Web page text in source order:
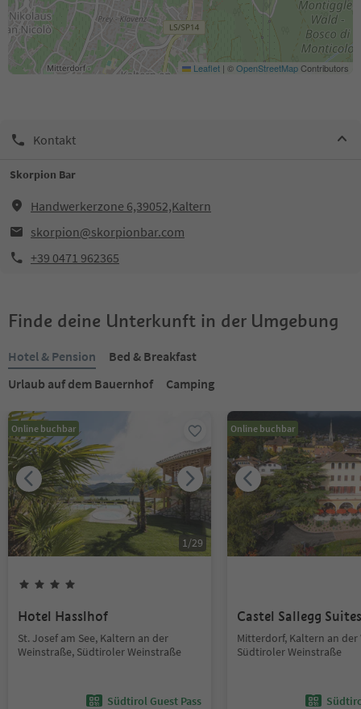
Leaflet | ©OpenStreetMapContributors
Kontakt
Skorpion Bar
Handwerkerzone 6,39052,Kaltern
skorpion@skorpionbar.com
+39 0471 962365
Finde deine Unterkunft in der Umgebung
Hotel & Pension
Bed & Breakfast
Urlaub auf dem Bauernhof
Camping
Online buchbar
1/29
Hotel Hasslhof
St. Josef am See, Kaltern an der
Weinstraße, Südtiroler Weinstraße
Südtirol Guest Pass
Online buchbar
Castel Sallegg Suites
Mitterdorf, Kaltern an der
Südtiroler Weinstraße